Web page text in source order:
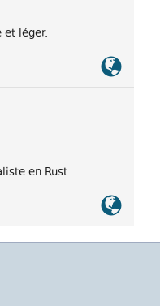
et léger.
Lien
en Rust.
Lien